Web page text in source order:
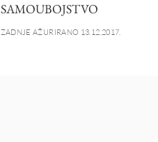
SAMOUBOJSTVO
ZADNJE AŽURIRANO 13.12.2017.